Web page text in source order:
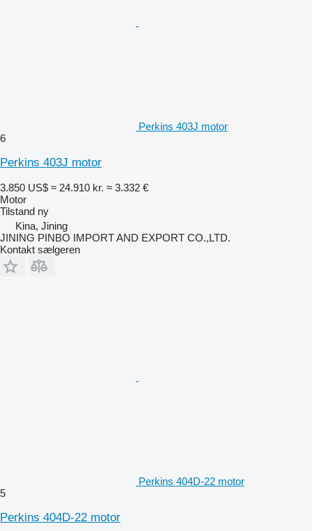
Perkins 403J motor
6
Perkins 403J motor
3.850 US$ ≈ 24.910 kr. ≈ 3.332 €
Motor
Tilstand ny
Kina, Jining
JINING PINBO IMPORT AND EXPORT CO.,LTD.
Kontakt sælgeren
Perkins 404D-22 motor
5
Perkins 404D-22 motor